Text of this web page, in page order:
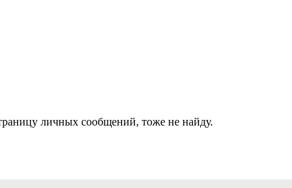
личных сообщений, тоже не найду.